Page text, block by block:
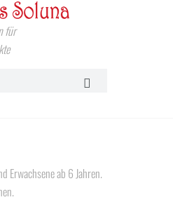
für
Erwachsene ab 6 Jahren.